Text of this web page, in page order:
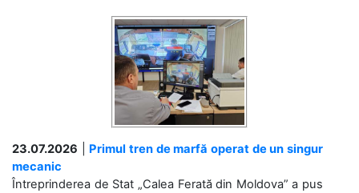
23.07.2026
Primul tren de marfă operat de un singur
mecanic
Întreprinderea de Stat „Calea Ferată din Moldova” a pus